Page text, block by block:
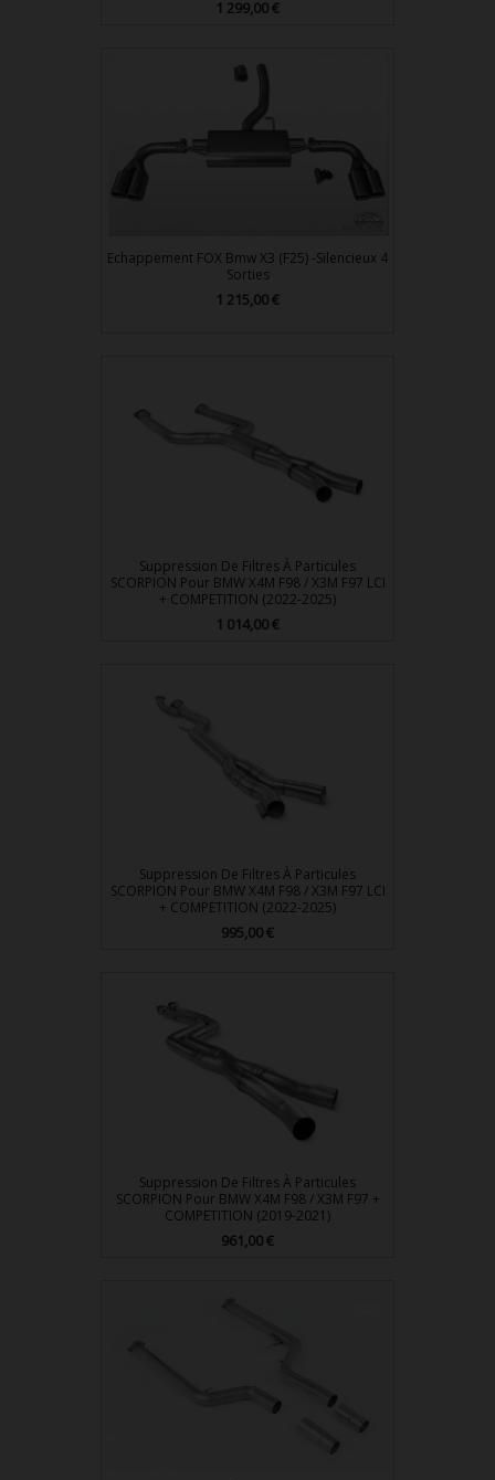
Prix
1 299,00 €
Echappement FOX Bmw X3 (F25) -Silencieux 4
Sorties
Prix
1 215,00 €
Suppression De Filtres À Particules
SCORPION Pour BMW X4M F98 / X3M F97 LCI
+ COMPETITION (2022-2025)
Prix
1 014,00 €
Suppression De Filtres À Particules
SCORPION Pour BMW X4M F98 / X3M F97 LCI
+ COMPETITION (2022-2025)
Prix
995,00 €
Suppression De Filtres À Particules
SCORPION Pour BMW X4M F98 / X3M F97 +
COMPETITION (2019-2021)
Prix
961,00 €